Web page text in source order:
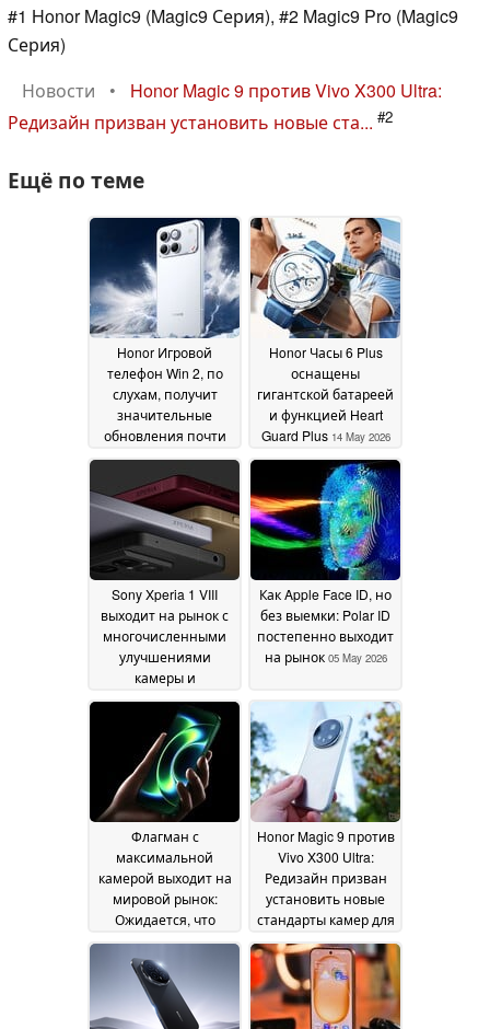
#1 Honor Magic9 (Magic9 Серия), #2 Magic9 Pro (Magic9
Серия)
Новости
•
Honor Magic 9 против Vivo X300 Ultra:
Редизайн призван установить новые ста... #2
Ещё по теме
Honor Игровой
телефон Win 2, по
слухам, получит
значительные
обновления почти
во всех ключевых
отделах22 May 2026
Honor Часы 6 Plus
оснащены
гигантской батареей
и функцией Heart
Guard Plus 14 May 2026
Sony Xperia 1 VIII
выходит на рынок с
многочисленными
улучшениями
камеры и
многодневным
временем
автономной работы
13 May 2026
Как Apple Face ID, но
без выемки: Polar ID
постепенно выходит
на рынок 05 May 2026
Флагман с
максимальной
камерой выходит на
мировой рынок:
Ожидается, что
Xiaomi Mix 5 получит
значительные
обновления
2026
Honor Magic 9 против
Vivo X300 Ultra:
Редизайн призван
установить новые
стандарты камер для
смартфонов30 April
2026